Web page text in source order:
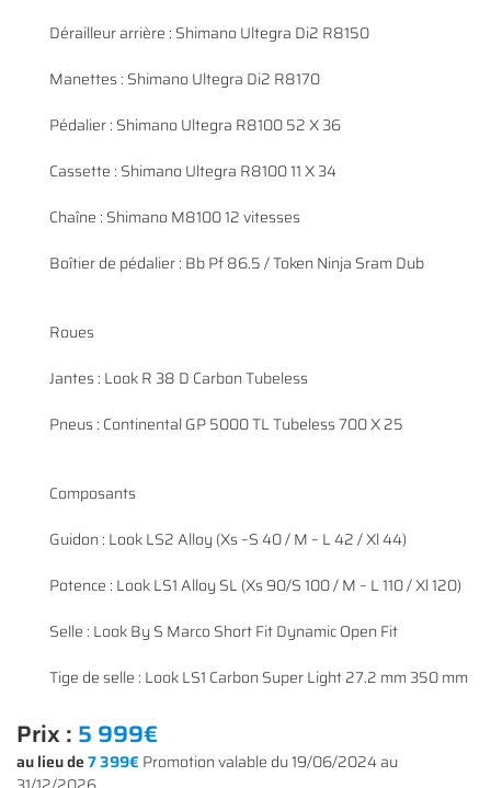
NOS VÉLOS
Une
Dérailleur arrière : Shimano Ultegra Di2 R8150
Manettes : Shimano Ultegra Di2 R8170
Pédalier : Shimano Ultegra R8100 52 X 36
Cassette : Shimano Ultegra R8100 11 X 34
Chaîne : Shimano M8100 12 vitesses
Boîtier de pédalier : Bb Pf 86.5 / Token Ninja Sram Dub
Roues
Jantes : Look R 38 D Carbon Tubeless
Pneus : Continental GP 5000 TL Tubeless 700 X 25
Composants
Guidon : Look LS2 Alloy (Xs –S 40 / M – L 42 / Xl 44)
Potence : Look LS1 Alloy SL (Xs 90/S 100 / M – L 110 / Xl 120)
Selle : Look By S Marco Short Fit Dynamic Open Fit
Tige de selle : Look LS1 Carbon Super Light 27.2 mm 350 mm
Prix : 5 999€
au lieu de7 399€ Promotion valable du 19/06/2024 au